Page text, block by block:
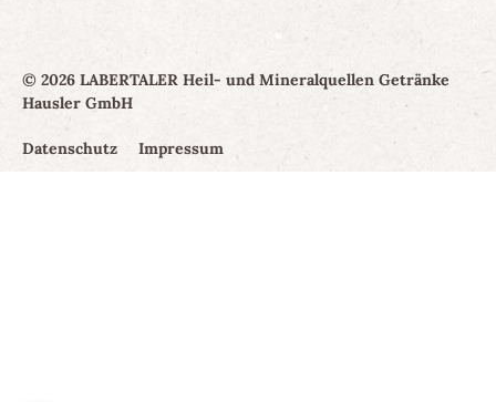
© 2026 LABERTALER Heil- und Mineralquellen Getränke
Hausler GmbH
Datenschutz Impressum